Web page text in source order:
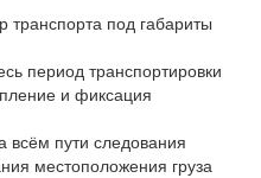
под габариты
период транспортировки
и фиксация
всём пути следования
местоположения груза